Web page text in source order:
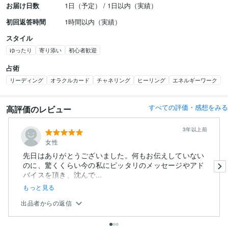
お届け日数
1日（予定） / 1日以内（実績）
初回返答時間
1時間以内（実績）
スタイル
ゆったり 寄り添い 初心者歓迎
占術
リーディング オラクルカード チャネリング ヒーリング エネルギーワーク
高評価のレビュー すべての評価・感想をみる
女性
3年以上前
先日はありがとうございました。何もお伝えしていない
のに、驚くくらい今の私にピッタリのメッセージやアド
バイスを頂き、沈んで...
もっと見る
出品者からの返信